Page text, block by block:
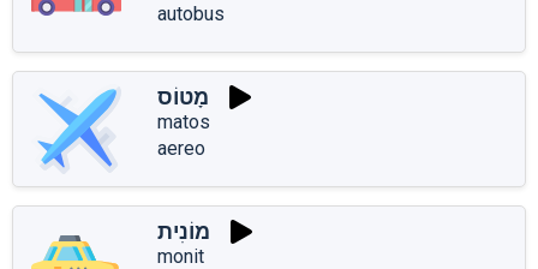
autobus
מָטוֹס
matos
aereo
מוֹנִית
monit